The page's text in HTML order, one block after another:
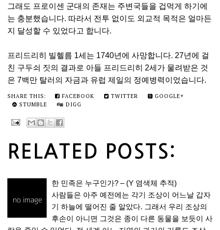
그래도 프로이센 군대의 존재는 주변국들을 겁먹게 하기에
는 충분했습니다. 따라서 전투 없이도 외교적 목적은 얼마든
지 달성할 수 있었다고 합니다.
프리드리히 빌헬름 1세는 1740년에 사망합니다. 27년에 걸
친 구두쇠 짓의 결과로 아들 프리드리히 2세가 물려받은 것
은 7백만 탈러의 자금과 유럽 제일의 정예병력이었습니다.
SHARE THIS: FACEBOOK TWITTER
GOOGLE+
STUMBLE
DIGG
RELATED POSTS:
한 민족은 누구인가? – (Y 염색체 추적)
사람들은 아주 예전에는 각기 조상이 어느날 갑자
기 하늘에 떨어진 줄 알았다. 그래서 우리 조상의
후손이 아니면 그것은 종이 다른 동물을 보듯이 사